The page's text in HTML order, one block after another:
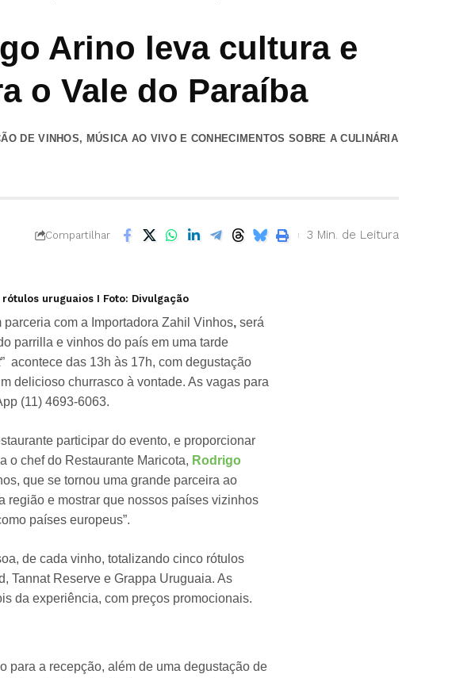
Arino leva cultura e
o Vale do Paraíba
DE VINHOS, MÚSICA AO VIVO E CONHECIMENTOS SOBRE A CULINÁRIA
Compartilhar 3 Min. de Leitura
uruguaios I Foto: Divulgação
parceria com a Importadora Zahil Vinhos, será
parrilla e vinhos do país em uma tarde
” acontece das 13h às 17h, com degustação
delicioso churrasco à vontade. As vagas para
(11) 4693-6063.
participar do evento, e proporcionar
o chef do Restaurante Maricota, Rodrigo
que se tornou uma grande parceira ao
região e mostrar que nossos países vizinhos
países europeus”.
de cada vinho, totalizando cinco rótulos
Tannat Reserve e Grappa Uruguaia. As
da experiência, com preços promocionais.
para a recepção, além de uma degustação de